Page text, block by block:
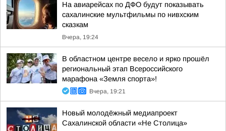
На авиарейсах по ДФО будут показывать
сахалинские мультфильмы по нивхским
сказкам
Вчера, 19:24
В областном центре весело и ярко прошёл
региональный этап Всероссийского
марафона «Земля спорта»!
Вчера, 19:21
Новый молодёжный медиапроект
Сахалинской области «Не Столица»